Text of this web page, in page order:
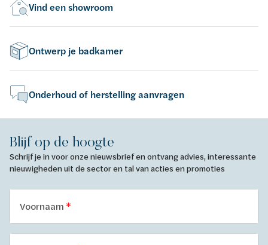
Vind een showroom
Ontwerp je badkamer
Onderhoud of herstelling aanvragen
Blijf op de hoogte
Schrijf je in voor onze nieuwsbrief en ontvang advies, interessante
nieuwigheden uit de sector en tal van acties en promoties
Voornaam